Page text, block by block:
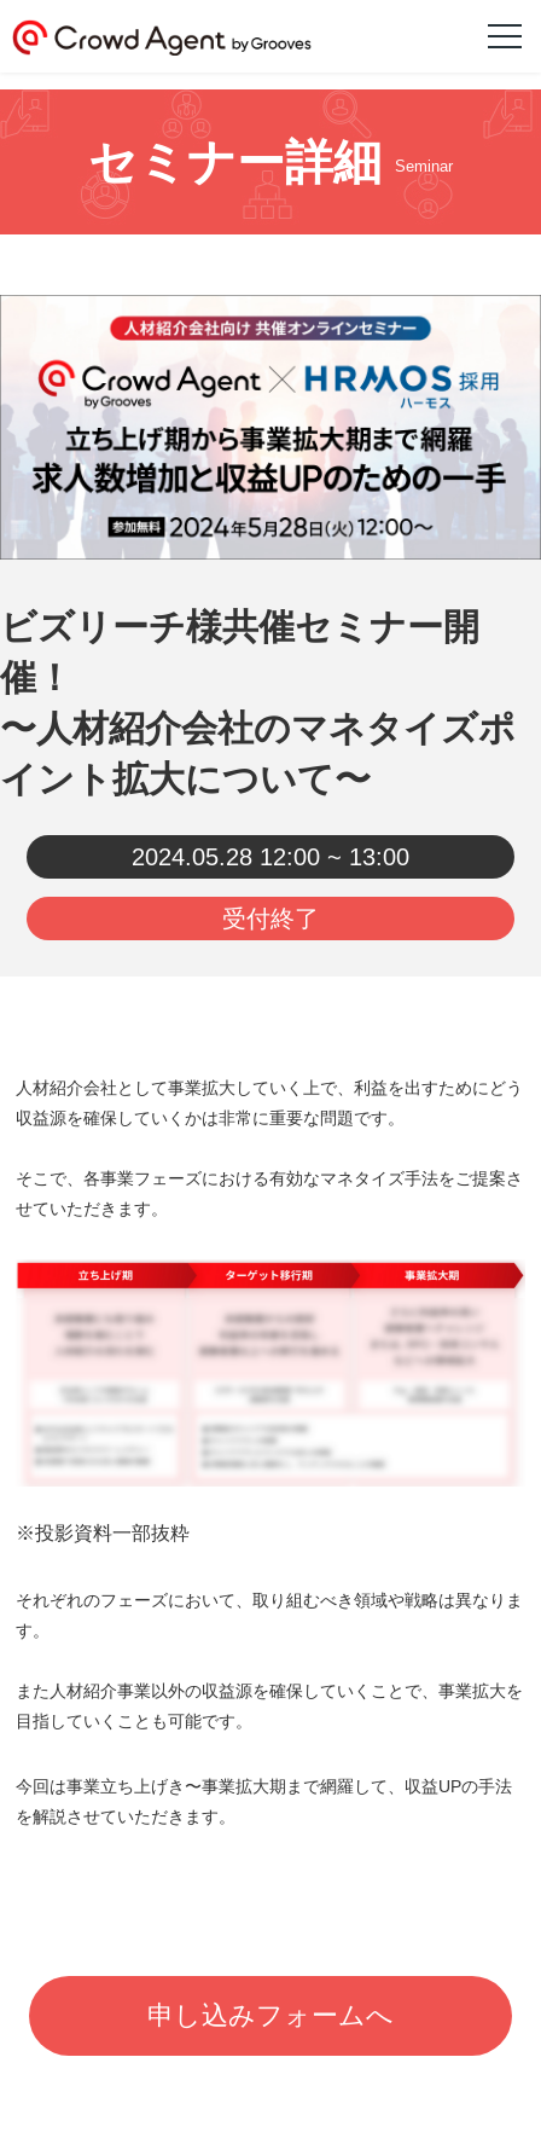
セミナー詳細 Seminar
ビズリーチ様共催セミナー開
催！
〜人材紹介会社のマネタイズポ
イント拡大について〜
2024.05.28 12:00 ~ 13:00
受付終了
人材紹介会社として事業拡大していく上で、利益を出すためにどう
収益源を確保していくかは非常に重要な問題です。
そこで、各事業フェーズにおける有効なマネタイズ手法をご提案さ
せていただきます。
※投影資料一部抜粋
それぞれのフェーズにおいて、取り組むべき領域や戦略は異なりま
す。
また人材紹介事業以外の収益源を確保していくことで、事業拡大を
目指していくことも可能です。
今回は事業立ち上げき〜事業拡大期まで網羅して、収益UPの手法
を解説させていただきます。
申し込みフォームへ